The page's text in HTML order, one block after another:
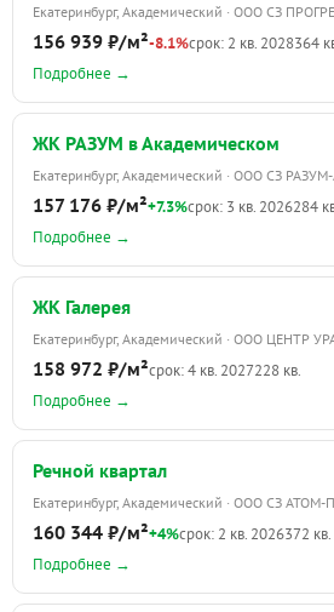
Екатеринбург, Академический · ООО СЗ
156 939 ₽/м²-8.1%срок: 2 кв. 2028364
Подробнее →
ЖК РАЗУМ в Академическом
Екатеринбург, Академический · ООО СЗ
157 176 ₽/м²+7.3%срок: 3 кв. 2026284
Подробнее →
ЖК Галерея
Екатеринбург, Академический · ООО ЦЕНТР
158 972 ₽/м²срок: 4 кв. 2027228 кв.
Подробнее →
Речной квартал
Екатеринбург, Академический · ООО СЗ
160 344 ₽/м²+4%срок: 2 кв. 2026372 кв.
Подробнее →